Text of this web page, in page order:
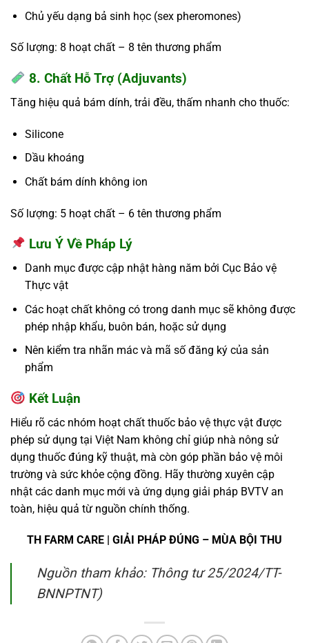
Chủ yếu dạng bả sinh học (sex pheromones)
Số lượng: 8 hoạt chất – 8 tên thương phẩm
8. Chất Hỗ Trợ (Adjuvants)
Tăng hiệu quả bám dính, trải đều, thấm nhanh cho thuốc:
Silicone
Dầu khoáng
Chất bám dính không ion
Số lượng: 5 hoạt chất – 6 tên thương phẩm
Lưu Ý Về Pháp Lý
Danh mục được cập nhật hàng năm bởi Cục Bảo vệ
Thực vật
Các hoạt chất không có trong danh mục sẽ không được
phép nhập khẩu, buôn bán, hoặc sử dụng
Nên kiểm tra nhãn mác và mã số đăng ký của sản
phẩm
Kết Luận
Hiểu rõ các nhóm hoạt chất thuốc bảo vệ thực vật được
phép sử dụng tại Việt Nam không chỉ giúp nhà nông sử
dụng thuốc đúng kỹ thuật, mà còn góp phần bảo vệ môi
trường và sức khỏe cộng đồng. Hãy thường xuyên cập
nhật các danh mục mới và ứng dụng giải pháp BVTV an
toàn, hiệu quả từ nguồn chính thống.
TH FARM CARE | GIẢI PHÁP ĐÚNG – MÙA BỘI THU
Nguồn tham khảo: Thông tư 25/2024/TT-
BNNPTNT)